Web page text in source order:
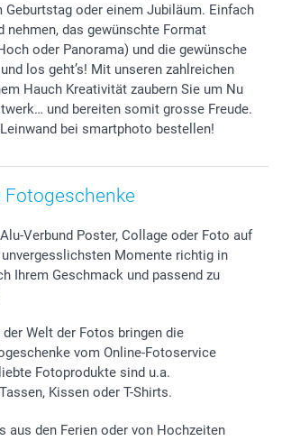
Geburtstag oder einem Jubiläum. Einfach
nehmen, das gewünschte Format
oder Panorama) und die gewünsche
los geht’s! Mit unseren zahlreichen
Hauch Kreativität zaubern Sie um Nu
und bereiten somit grosse Freude.
bei smartphoto bestellen!
Fotogeschenke
Verbund Poster, Collage oder Foto auf
Momente richtig in
Ihrem Geschmack und passend zu
Welt der Fotos bringen die
vom Online-Fotoservice
Fotoprodukte sind u.a.
Kissen oder T-Shirts.
aus den Ferien oder von Hochzeiten